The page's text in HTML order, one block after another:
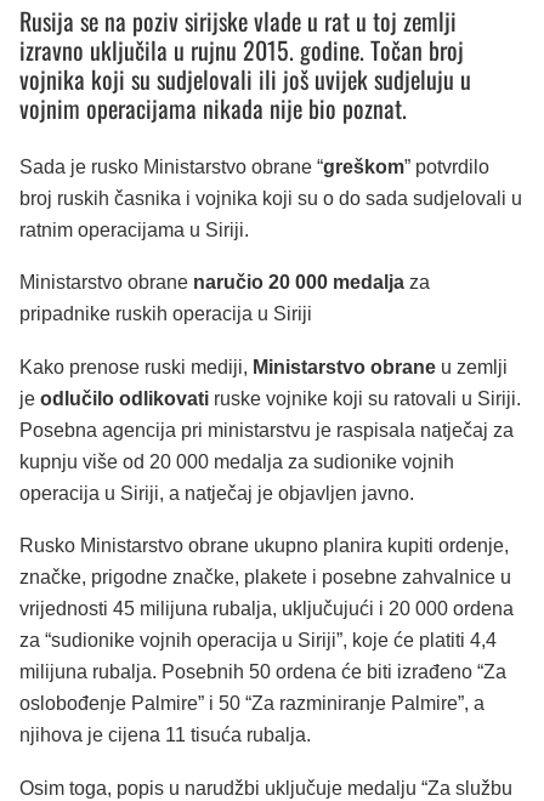
Rusija se na poziv sirijske vlade u rat u toj zemlji
izravno uključila u rujnu 2015. godine. Točan broj
vojnika koji su sudjelovali ili još uvijek sudjeluju u
vojnim operacijama nikada nije bio poznat.
Sada je rusko Ministarstvo obrane “greškom” potvrdilo
broj ruskih časnika i vojnika koji su o do sada sudjelovali u
ratnim operacijama u Siriji.
Ministarstvo obrane naručio 20 000 medalja za
pripadnike ruskih operacija u Siriji
Kako prenose ruski mediji, Ministarstvo obrane u zemlji
je odlučilo odlikovati ruske vojnike koji su ratovali u Siriji.
Posebna agencija pri ministarstvu je raspisala natječaj za
kupnju više od 20 000 medalja za sudionike vojnih
operacija u Siriji, a natječaj je objavljen javno.
Rusko Ministarstvo obrane ukupno planira kupiti ordenje,
značke, prigodne značke, plakete i posebne zahvalnice u
vrijednosti 45 milijuna rubalja, uključujući i 20 000 ordena
za “sudionike vojnih operacija u Siriji”, koje će platiti 4,4
milijuna rubalja. Posebnih 50 ordena će biti izrađeno “Za
oslobođenje Palmire” i 50 “Za razminiranje Palmire”, a
njihova je cijena 11 tisuća rubalja.
Osim toga, popis u narudžbi uključuje medalju “Za službu